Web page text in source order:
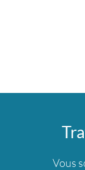
Vous